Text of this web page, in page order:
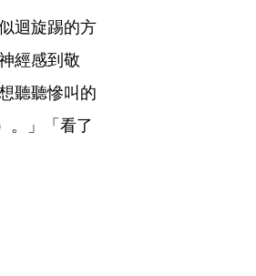
迴旋踢的方
經感到敬
聽聽慘叫的
。」「看了